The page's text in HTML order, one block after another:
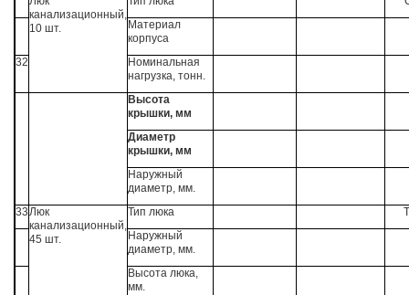
канализационный,
10 шт.
Материал
корпуса
32
Номинальная
нагрузка, тонн.
Высота
крышки, мм
Диаметр
крышки, мм
Наружный
диаметр, мм.
33Люк
канализационный,
45 шт.
Тип люка
Наружный
диаметр, мм.
Высота люка,
мм.